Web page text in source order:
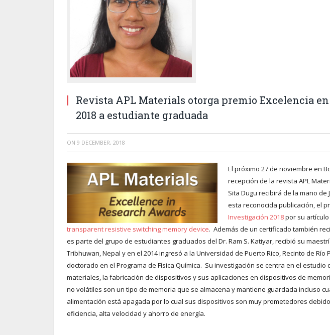
Revista APL Materials otorga premio Excelencia
2018 a estudiante graduada
ON 9 DECEMBER, 2018
El próximo 27 de noviembre en
recepción de la revista APL
Sita Dugu recibirá de la mano
esta reconocida publicación, el
Investigación 2018por su artículo
transparent resistive switching memory device. Además de un certificado también
es parte del grupo de estudiantes graduados del Dr. Ram S. Katiyar, recibió su
Tribhuwan, Nepal y en el 2014 ingresó a la Universidad de Puerto Rico, Recinto de
doctorado en el Programa de Física Química. Su investigación se centra en el
materiales, la fabricación de dispositivos y sus aplicaciones en dispositivos de
no volátiles son un tipo de memoria que se almacena y mantiene guardada incluso
alimentación está apagada por lo cual sus dispositivos son muy prometedores
eficiencia, alta velocidad y ahorro de energía.